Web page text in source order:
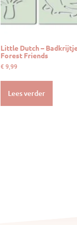
Little Dutch –
Forest Friends
€ 9,99
Lees verder